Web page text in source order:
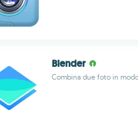
Blender
Combina due foto in